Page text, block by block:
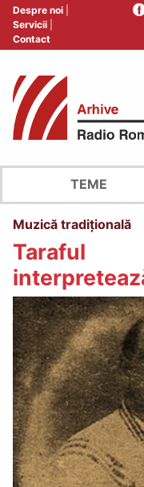
Despre noi
Servicii
Contact
TEME
Muzică tradițională
Taraful